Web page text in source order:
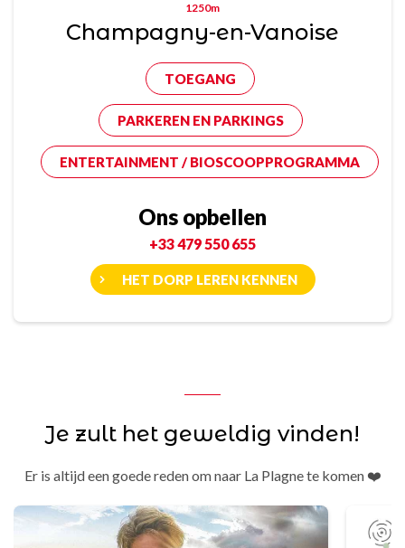
1250m
Champagny-en-Vanoise
TOEGANG
PARKEREN EN PARKINGS
ENTERTAINMENT / BIOSCOOPPROGRAMMA
Ons opbellen
+33 479 550 655
HET DORP LEREN KENNEN
Je zult het geweldig vinden!
Er is altijd een goede reden om naar La Plagne te komen ❤️